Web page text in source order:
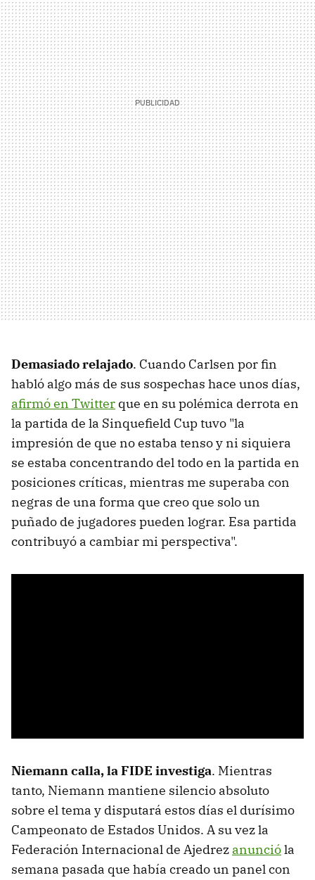
Demasiado relajado. Cuando Carlsen por fin
habló algo más de sus sospechas hace unos días,
afirmó en Twitter que en su polémica derrota en
la partida de la Sinquefield Cup tuvo "la
impresión de que no estaba tenso y ni siquiera
se estaba concentrando del todo en la partida en
posiciones críticas, mientras me superaba con
negras de una forma que creo que solo un
puñado de jugadores pueden lograr. Esa partida
contribuyó a cambiar mi perspectiva".
Niemann calla, la FIDE investiga. Mientras
tanto, Niemann mantiene silencio absoluto
sobre el tema y disputará estos días el durísimo
Campeonato de Estados Unidos. A su vez la
Federación Internacional de Ajedrez anuncióla
semana pasada que había creado un panel con